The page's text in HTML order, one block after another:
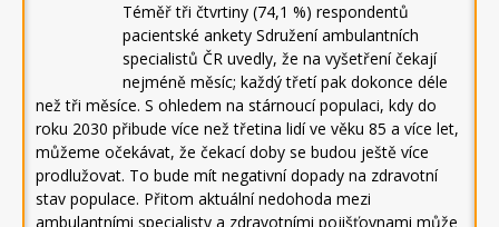
Téměř tři čtvrtiny (74,1 %) respondentů
pacientské ankety Sdružení ambulantních
specialistů ČR uvedly, že na vyšetření čekají
nejméně měsíc; každý třetí pak dokonce déle
než tři měsíce. S ohledem na stárnoucí populaci, kdy do
roku 2030 přibude více než třetina lidí ve věku 85 a více let,
můžeme očekávat, že čekací doby se budou ještě více
prodlužovat. To bude mít negativní dopady na zdravotní
stav populace. Přitom aktuální nedohoda mezi
ambulantními specialisty a zdravotními pojišťovnami může